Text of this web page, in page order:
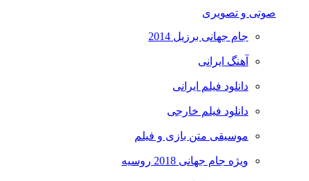
صوتی و تصویری
جام جهانی برزیل 2014
آهنگ ایرانی
دانلود فیلم ایرانی
دانلود فیلم خارجی
موسیقی متن بازی و فیلم
ویژه جام جهانی 2018 روسیه